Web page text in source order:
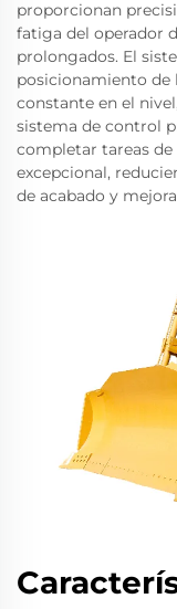
proporcionan
fatiga del operador
prolongados. El
posicionamiento de
constante en el
sistema de control
completar tareas
excepcional,
de acabado y